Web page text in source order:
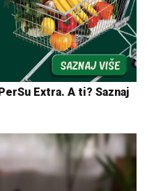
Extra. A ti? Saznaj